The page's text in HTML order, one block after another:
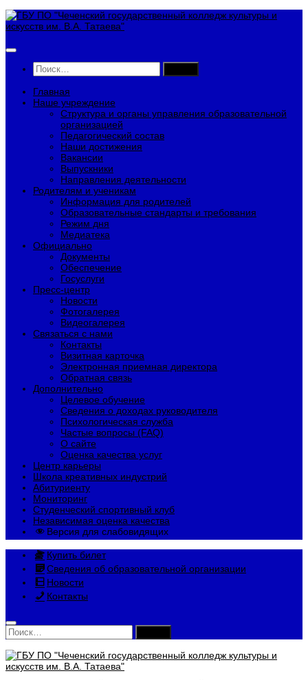
Перейти
к
Найти:
Главная
Наше учреждение
Структура и органы управления образовательной
организацией
Педагогический состав
Наши достижения
Вакансии
Выпускники
Направления деятельности
Родителям и ученикам
Информация для родителей
Образовательные стандарты и требования
Режим дня
Медиатека
Официально
Документы
Обеспечение
Госуслуги
Пресс-центр
Новости
Фотогалерея
Видеогалерея
Связаться с нами
Контакты
Визитная карточка
Электронная приемная директора
Обратная связь
Дополнительно
Целевое обучение
Сведения о доходах руководителя
Психологическая служба
Частые вопросы (FAQ)
О сайте
Оценка качества услуг
Центр карьеры
Школа креативных индустрий
Абитуриенту
Мониторинг
Студенческий спортивный клуб
Независимая оценка качества
Версия для слабовидящих
Купить билет
Сведения об образовательной организации
Новости
Контакты
Найти: